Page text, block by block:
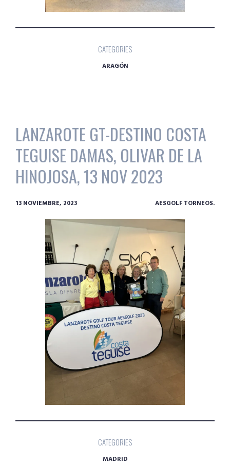
CATEGORIES
ARAGÓN
LANZAROTE GT-DESTINO COSTA
TEGUISE DAMAS, OLIVAR DE LA
HINOJOSA, 13 NOV 2023
13 NOVIEMBRE, 2023 AESGOLF TORNEOS.
CATEGORIES
MADRID